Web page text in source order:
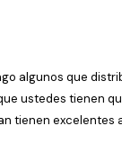
algunos que
ustedes tienen
tienen excelentes